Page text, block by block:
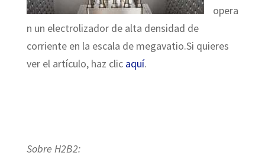
opera
n un electrolizador de alta densidad de
corriente en la escala de megavatio.Si quieres
ver el artículo, haz clic aquí.
Sobre H2B2: